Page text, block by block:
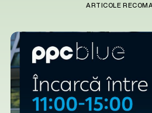
ARTICOLE